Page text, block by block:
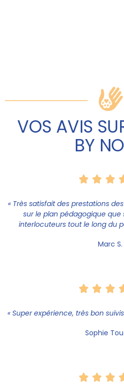
VOS AVIS
BY
  
« Très satisfait des prestations
sur le plan pédagogique que
interlocuteurs tout le long du
Marc S.
  
« Super expérience, très bon
Sophie
  